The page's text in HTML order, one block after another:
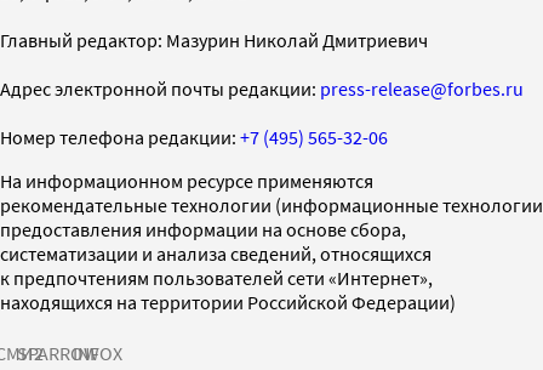
Главный редактор: Мазурин Николай Дмитриевич
Адрес электронной почты редакции: press-release@forbes.ru
Номер телефона редакции: +7 (495) 565-32-06
На информационном ресурсе применяются
рекомендательные технологии (информационные технологии
предоставления информации на основе сбора,
систематизации и анализа сведений, относящихся
к предпочтениям пользователей сети «Интернет»,
находящихся на территории Российской Федерации)
SPARROWINFOX